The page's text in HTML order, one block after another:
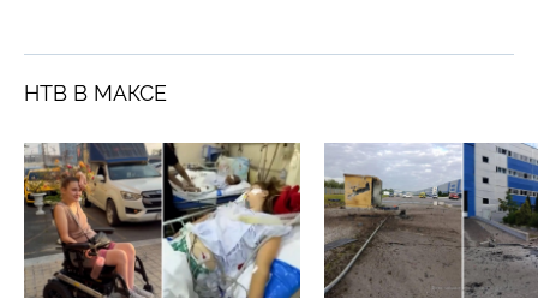
НТВ В МАКСЕ